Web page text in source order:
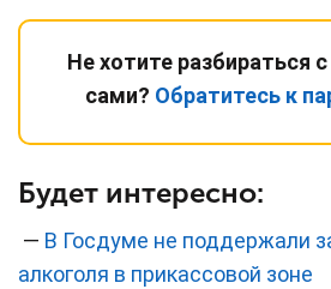
Не хотите разбираться
сами? Обратитесь к
Будет интересно:
— В Госдуме не поддержали
алкоголя в прикассовой зоне